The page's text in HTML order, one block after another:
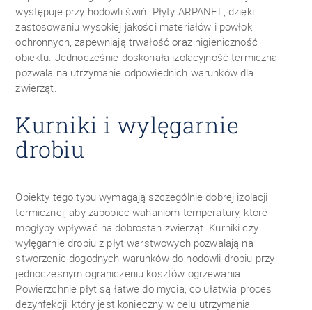
występuje przy hodowli świń. Płyty ARPANEL, dzięki
zastosowaniu wysokiej jakości materiałów i powłok
ochronnych, zapewniają trwałość oraz higieniczność
obiektu. Jednocześnie doskonała izolacyjność termiczna
pozwala na utrzymanie odpowiednich warunków dla
zwierząt.
Kurniki i wylęgarnie
drobiu
Obiekty tego typu wymagają szczególnie dobrej izolacji
termicznej, aby zapobiec wahaniom temperatury, które
mogłyby wpływać na dobrostan zwierząt. Kurniki czy
wylęgarnie drobiu z płyt warstwowych pozwalają na
stworzenie dogodnych warunków do hodowli drobiu przy
jednoczesnym ograniczeniu kosztów ogrzewania.
Powierzchnie płyt są łatwe do mycia, co ułatwia proces
dezynfekcji, który jest konieczny w celu utrzymania